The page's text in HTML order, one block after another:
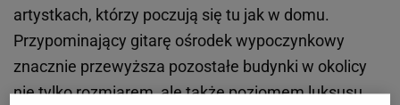
artystkach, którzy poczują się tu jak w domu.
Przypominający gitarę ośrodek wypoczynkowy
znacznie przewyższa pozostałe budynki w okolicy
nie tylko rozmiarem, ale także poziomem luksusu,